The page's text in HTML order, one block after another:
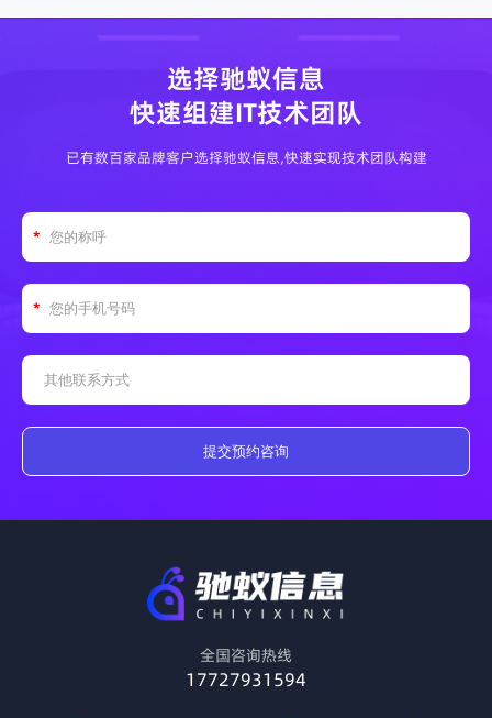
选择驰蚁信息
快速组建IT技术团队
已有数百家品牌客户选择驰蚁信息,快速实现技术团队构建
提交预约咨询
全国咨询热线
17727931594